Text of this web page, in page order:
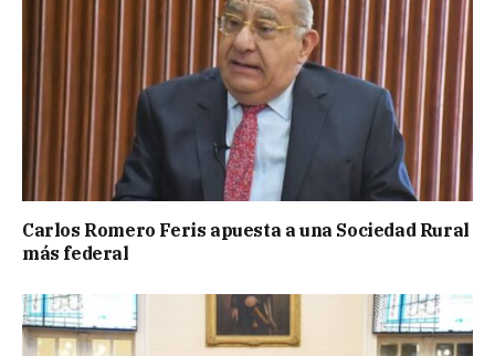
Carlos Romero Feris apuesta a una Sociedad Rural
más federal